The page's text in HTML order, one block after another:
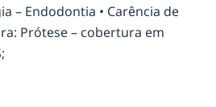
– Endodontia • Carência de
Prótese – cobertura em